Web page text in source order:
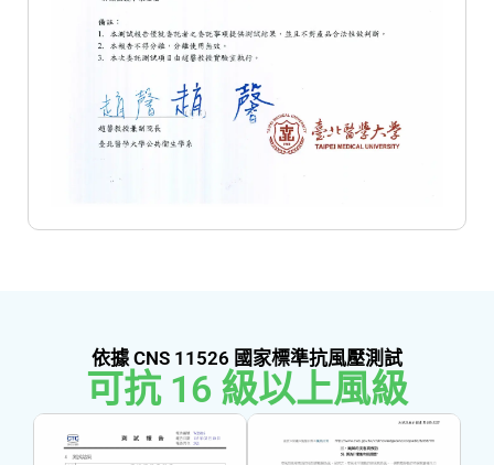
依據 CNS 11526 國家標準抗風壓測試
可抗 17 級以上風級